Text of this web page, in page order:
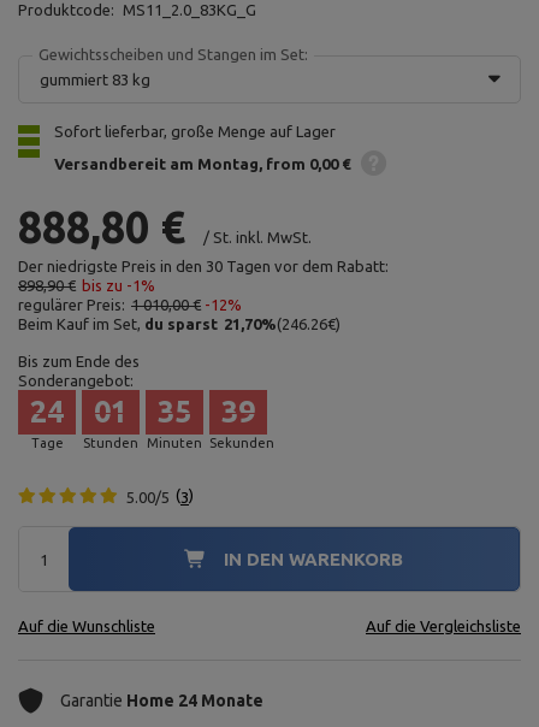
Produktcode:
MS11_2.0_83KG_G
Gewichtsscheiben und Stangen im Set:
gummiert 83 kg
Sofort lieferbar, große Menge auf Lager
Versandbereit am Montag from 0,00 €
888,80 € / St. inkl. MwSt.
Der niedrigste Preis in den 30 Tagen vor dem Rabatt:
898,90 € bis zu -1%
regulärer Preis: 1 010,00 € -12%
Beim Kauf im Set, du sparst 21,70%(246.26€)
Bis zum Ende des
Sonderangebot:
Tage
24
Stunden
01
Minuten
35
Sekunden
38
5.00/5 3
IN DEN WARENKORB
Auf die Wunschliste Auf die Vergleichsliste
Garantie Home 24 Monate